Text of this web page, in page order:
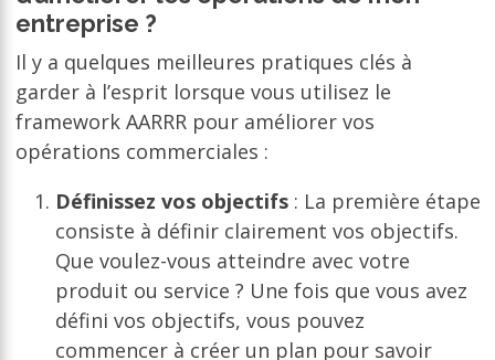
entreprise ?
Il y a quelques meilleures pratiques clés à
garder à l’esprit lorsque vous utilisez le
framework AARRR pour améliorer vos
opérations commerciales :
Définissez vos objectifs: La première étape
consiste à définir clairement vos objectifs.
Que voulez-vous atteindre avec votre
produit ou service ? Une fois que vous avez
défini vos objectifs, vous pouvez
commencer à créer un plan pour savoir